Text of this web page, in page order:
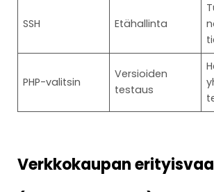
SSH Etähallinta
PHP-valitsin
Versioiden
testaus
Verkkokaupan